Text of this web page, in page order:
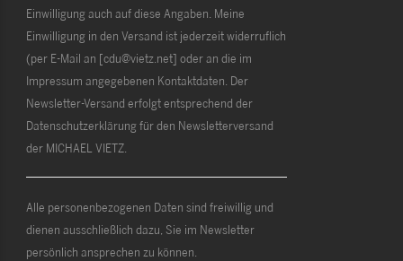
Einwilligung auch auf diese Angaben. Meine
Einwilligung in den Versand ist jederzeit widerruflich
(per E-Mail an [cdu@vietz.net] oder an die im
Impressum angegebenen Kontaktdaten. Der
Newsletter-Versand erfolgt entsprechend der
Datenschutzerklärung für den Newsletterversand
der MICHAEL VIETZ.
Alle personenbezogenen Daten sind freiwillig und
dienen ausschließlich dazu, Sie im Newsletter
persönlich ansprechen zu können.